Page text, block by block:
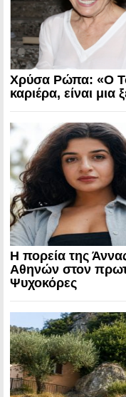
Χρύσα Ρώπα: «Ο
καριέρα, είναι
Η πορεία της
Αθηνών στον
Ψυχοκόρες